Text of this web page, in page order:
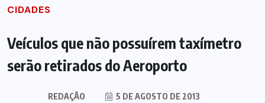
CIDADES
Veículos que não possuírem taxímetro
serão retirados do Aeroporto
REDAÇÃO 5 DE AGOSTO DE 2013